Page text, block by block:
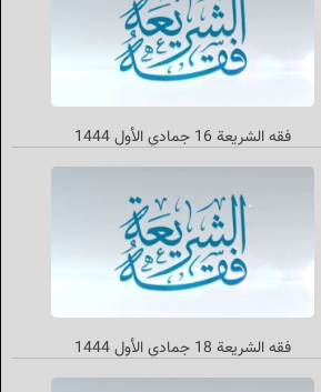
فقه الشریعة 16 جمادي الأول 1444
فقه الشریعة 18 جمادي الأول 1444